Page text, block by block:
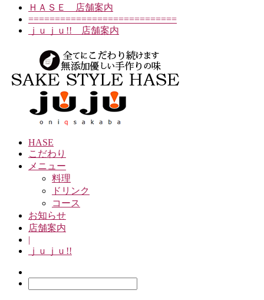
ＨＡＳＥ 店舗案内
============================
ｊｕｊｕ!! 店舗案内
HASE
こだわり
メニュー
料理
ドリンク
コース
お知らせ
店舗案内
|
ｊｕｊｕ!!